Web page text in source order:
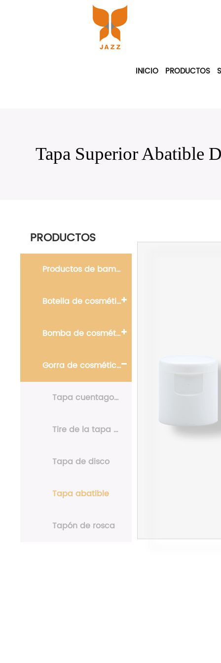
INICIO PRODUCTOS
Tapa Superior Abatible
PRODUCTOS
Productos de bambú
Botella de cosméticos
Bomba de cosméticos
Gorra de cosméticos
Tapa cuentagotas
Tire de la tapa de empuje
Tapa de disco
Tapa abatible
Tapón de rosca